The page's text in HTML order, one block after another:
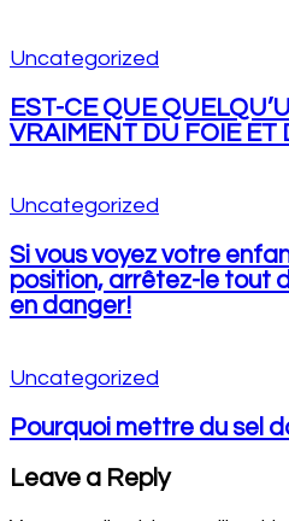
Uncategorized
EST-CE QUE
VRAIMENT DU FOIE ET
Uncategorized
Si vous voyez votre
position, arrêtez-le tout
en danger!
Uncategorized
Pourquoi mettre du sel
Leave a Reply